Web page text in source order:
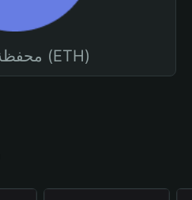
محفظة إيثيريوم (ETH)